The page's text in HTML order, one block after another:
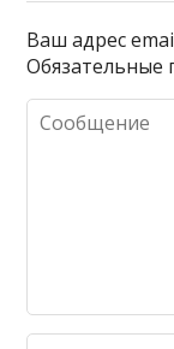
Ваш адрес